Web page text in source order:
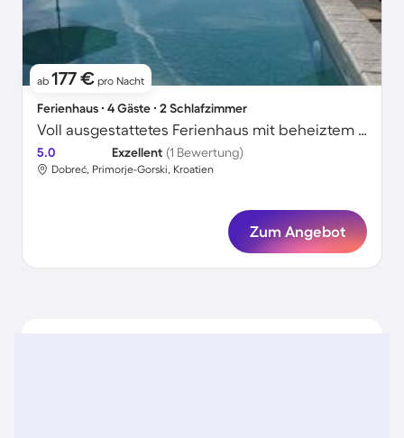
ab 177 € pro Nacht
Ferienhaus ∙ 4 Gäste ∙ 2 Schlafzimmer
Voll ausgestattetes Ferienhaus mit beheiztem Pool, Grill und Terrasse | Haustierfreundlich
5.0 Exzellent (1 Bewertung)
Dobreć, Primorje-Gorski, Kroatien
Zum Angebot